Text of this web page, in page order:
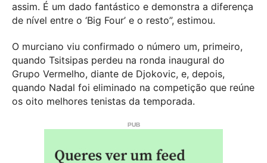
assim. É um dado fantástico e demonstra a diferença
de nível entre o ‘Big Four’ e o resto”, estimou.
O murciano viu confirmado o número um, primeiro,
quando Tsitsipas perdeu na ronda inaugural do
Grupo Vermelho, diante de Djokovic, e, depois,
quando Nadal foi eliminado na competição que reúne
os oito melhores tenistas da temporada.